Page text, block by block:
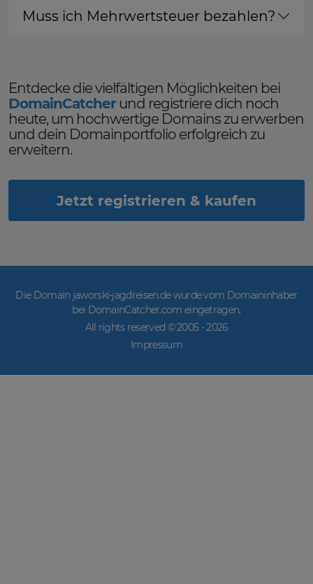
Muss ich Mehrwertsteuer bezahlen?
Entdecke die vielfältigen Möglichkeiten bei
DomainCatcher und registriere dich noch
heute, um hochwertige Domains zu erwerben
und dein Domainportfolio erfolgreich zu
erweitern.
Jetzt registrieren & kaufen
Die Domain jaworski-jagdreisen.de wurde vom Domaininhaber
bei DomainCatcher.com eingetragen.
All rights reserved © 2005 -2026
Impressum